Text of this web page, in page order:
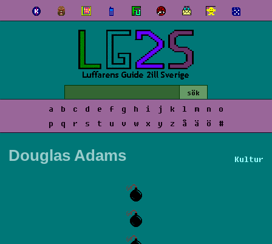
a b c d e f g h i j k l m n
o
p
q r s t u v w x y z å ä ö #
Kultur
Douglas Adams